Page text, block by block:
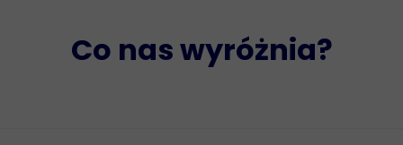
Co nas wyróżnia?